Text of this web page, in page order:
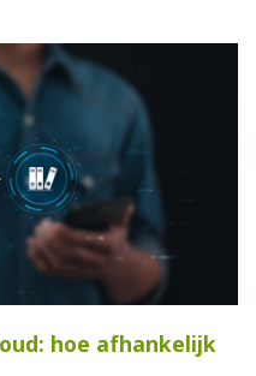
hoe afhankelijk